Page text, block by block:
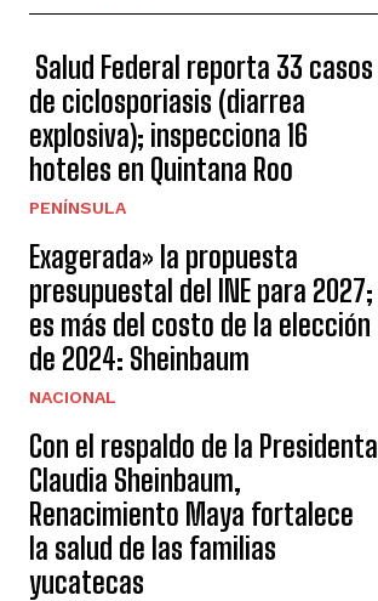
Salud Federal reporta 33 casos
de ciclosporiasis (diarrea
explosiva); inspecciona 16
hoteles en Quintana Roo
PENÍNSULA
Exagerada» la propuesta
presupuestal del INE para 2027;
es más del costo de la elección
de 2024: Sheinbaum
NACIONAL
Con el respaldo de la Presidenta
Claudia Sheinbaum,
Renacimiento Maya fortalece
la salud de las familias
yucatecas